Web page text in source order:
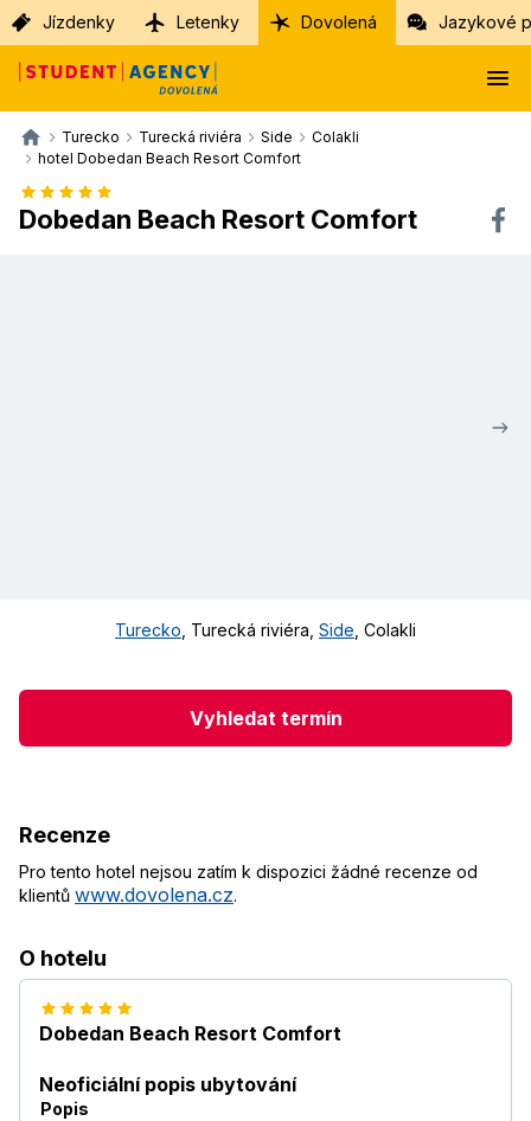
Jízdenky Letenky Dovolená Jazykové
Turecko Turecká riviéra Side
Colakli
hotel Dobedan Beach Resort Comfort
Dobedan Beach Resort Comfort
Turecko Turecká riviéra Side Colakli
Vyhledat termín
Recenze
Pro tento hotel nejsou zatím k dispozici žádné recenze od
klientů www.dovolena.cz.
O hotelu
Dobedan Beach Resort Comfort
Neoficiální popis ubytování
Popis